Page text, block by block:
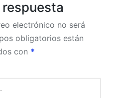
electrónico no será
obligatorios están
con *